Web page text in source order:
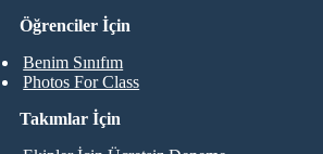
Öğrenciler İçin
Benim Sınıfım
Photos For Class
Takımlar İçin